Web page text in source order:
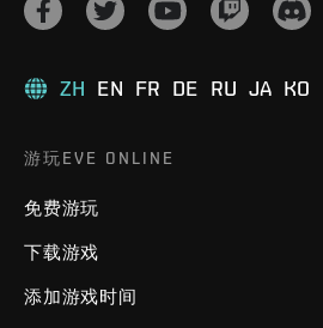
ZH EN FR DE RU JA KO
游玩EVE ONLINE
免费游玩
下载游戏
添加游戏时间